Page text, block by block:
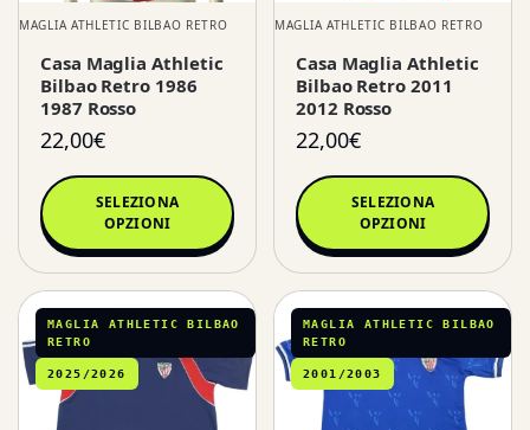
MAGLIA ATHLETIC BILBAO RETRO
Casa Maglia Athletic
Bilbao Retro 1986
1987 Rosso
22,00€
SELEZIONA
OPZIONI
MAGLIA ATHLETIC BILBAO RETRO
Casa Maglia Athletic
Bilbao Retro 2011
2012 Rosso
22,00€
SELEZIONA
OPZIONI
MAGLIA ATHLETIC BILBAO
RETRO
2025/2026
MAGLIA ATHLETIC BILBAO
RETRO
2001/2003